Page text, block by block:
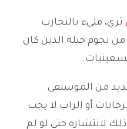
ثري، مليء بالتجارب
نجوم جيله الذين كان
من الموسيقى
أو الراب لا يجب
لانتشاره حتى لو لم